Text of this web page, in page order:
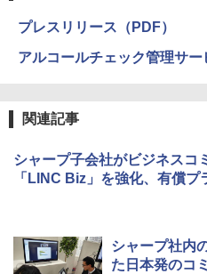
プレスリリース（PDF）
アルコールチェック管理サー
関連記事
シャープ子会社がビジネスコ
「LINC Biz」を強化、有償プ
シャープ社内
た日本発のコ